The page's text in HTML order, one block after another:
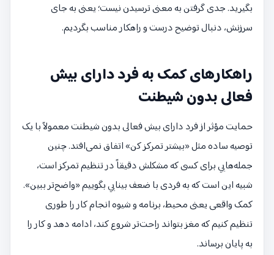
بگیرید. جدی گرفتن به معنی ترسیدن نیست؛ یعنی به جای
سرزنش، دنبال توضیح درست و راهکار مناسب بگردیم.
راهکارهای کمک به فرد دارای بیش
فعالی بدون شیطنت
حمایت مؤثر از فرد دارای بیش فعالی بدون شیطنت معمولاً با یک
توصیه ساده مثل «بیشتر تمرکز کن» اتفاق نمی‌افتد. چنین
جمله‌هایی برای کسی که مشکلش دقیقاً در تنظیم تمرکز است،
شبیه این است که به فردی با ضعف بینایی بگوییم «واضح‌تر ببین».
کمک واقعی یعنی محیط، برنامه و شیوه انجام کار را طوری
تنظیم کنیم که مغز بتواند راحت‌تر شروع کند، ادامه دهد و کار را
به پایان برساند.